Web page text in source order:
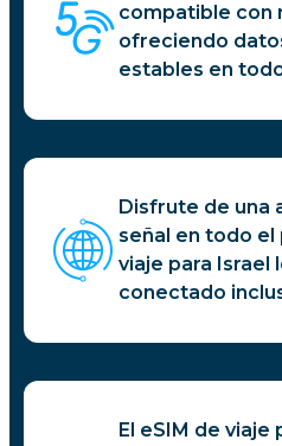
compatible con
ofreciendo
estables en
Disfrute de una
señal en todo el
viaje para Israel
conectado
El eSIM de